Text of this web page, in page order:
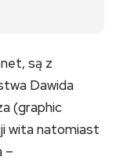
są z
Dawida
(graphic
wita natomiast
–